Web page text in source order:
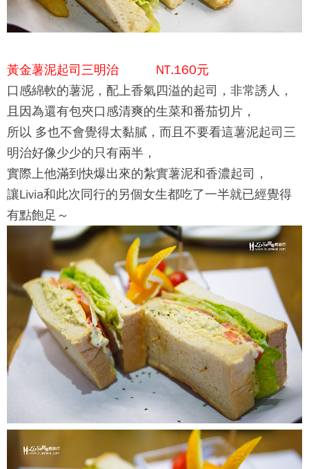
黃金薯泥起司三明治 NT.160元
口感綿軟的薯泥，配上香氣四溢的起司，非常誘人，
且因為還有包夾口感清爽的生菜和番茄切片，
所以 多也不會覺得太黏膩，而且不要看這薯泥起司三
明治好像少少的只有兩半，
實際上他滿到快爆出來的紮實薯泥和香濃起司，
讓Livia和此次同行的另個女生都吃了一半就已經覺得
有點飽足～